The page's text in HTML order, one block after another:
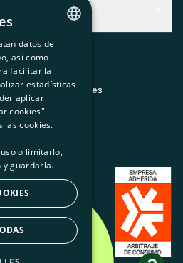
encaja mejor
Política de cookies
CATALAN
SPANISH
GL
BASQUE
datos de
así como
facilitar la
estadísticas
aplicar
cookies"
las cookies.
o limitarlo,
y guardarla.